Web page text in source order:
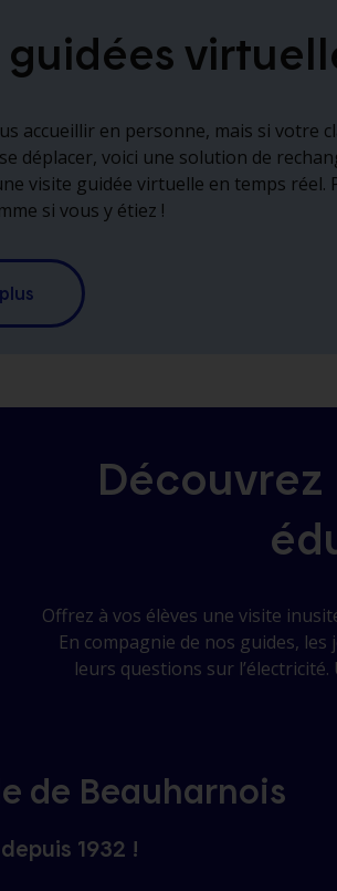
guidées
accueillir en personne, mais si votre
déplacer, voici une solution de
visite guidée virtuelle en temps réel.
si vous y étiez !
Découvrez
Offrez à vos élèves une visite
En compagnie de nos guides,
leurs questions sur
de Beauharnois
1932 !